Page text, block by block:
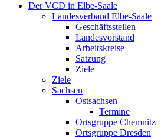
Der VCD in Elbe-Saale
Landesverband Elbe-Saale
Geschäftsstellen
Landesvorstand
Arbeitskreise
Satzung
Ziele
Ziele
Sachsen
Ostsachsen
Termine
Ortsgruppe Chemnitz
Ortsgruppe Dresden